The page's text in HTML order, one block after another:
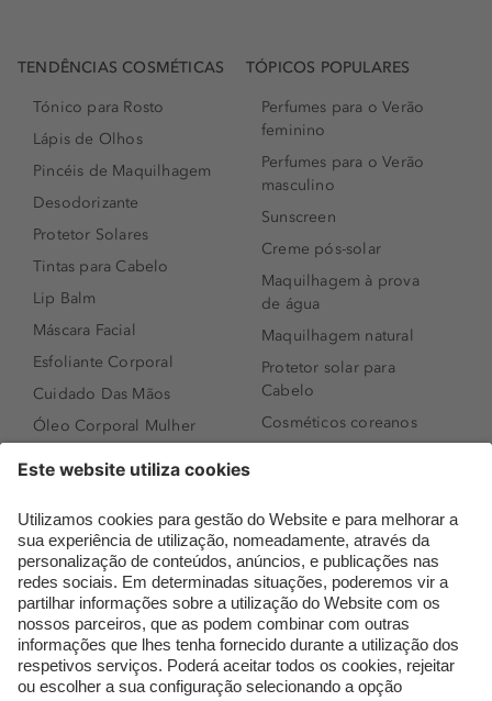
TENDÊNCIAS COSMÉTICAS
Tónico para Rosto
Lápis de Olhos
Pincéis de Maquilhagem
Desodorizante
Protetor Solares
Tintas para Cabelo
Lip Balm
Máscara Facial
Esfoliante Corporal
Cuidado Das Mãos
Óleo Corporal Mulher
Sérum de Rosto
Body mist & Spray
corporal
Produtos para Cabelo
Homem
Espuma de Limpeza
Facial
TÓPICOS POPULARES
Perfumes para o Verão
feminino
Perfumes para o Verão
masculino
Sunscreen
Creme pós-solar
Maquilhagem à prova
de água
Maquilhagem natural
Protetor solar para
Cabelo
Cosméticos coreanos
Perfumes árabes
Novidades
Melhores Perfumes
Femininos
TOP 10: Perfumes
Masculinos
Pestanas Postiças